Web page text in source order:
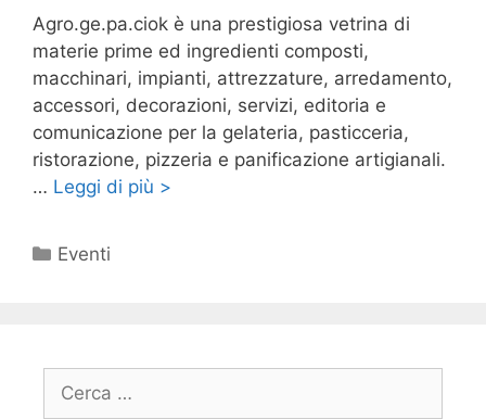
Agro.ge.pa.ciok è una prestigiosa vetrina di
materie prime ed ingredienti composti,
macchinari, impianti, attrezzature, arredamento,
accessori, decorazioni, servizi, editoria e
comunicazione per la gelateria, pasticceria,
ristorazione, pizzeria e panificazione artigianali.
… Leggi di più >
Categorie
Eventi
per: